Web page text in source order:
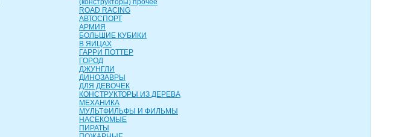
(конструкторы) прочее
ROAD RACING
АВТОСПОРТ
АРМИЯ
БОЛЬШИЕ КУБИКИ
В ЯИЦАХ
ГАРРИ ПОТТЕР
ГОРОД
ДЖУНГЛИ
ДИНОЗАВРЫ
ДЛЯ ДЕВОЧЕК
КОНСТРУКТОРЫ ИЗ ДЕРЕВА
МЕХАНИКА
МУЛЬТФИЛЬФЫ И ФИЛЬМЫ
НАСЕКОМЫЕ
ПИРАТЫ